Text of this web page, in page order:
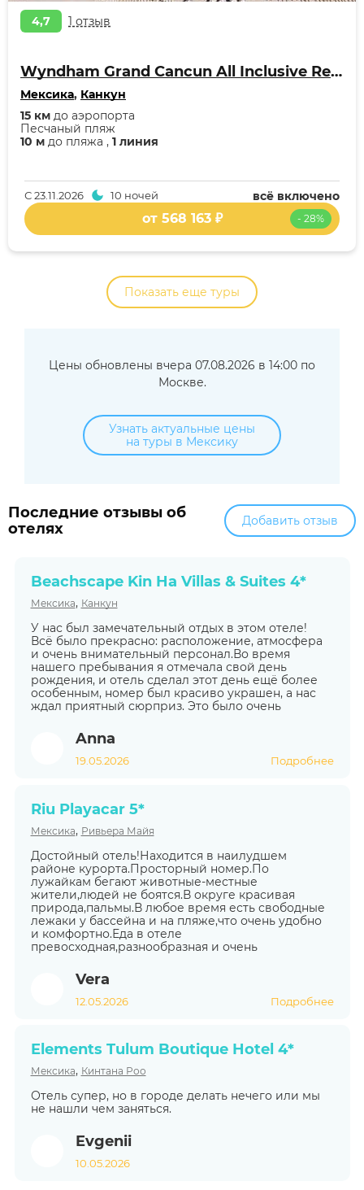
4,7 1 отзыв
Wyndham Grand Cancun All Inclusive Resort & Villas
Мексика, Канкун
10 м до пляжа , 1 линия
Песчаный пляж
15 км до аэропорта
всё включено
С23.11.2026 10 ночей
- 28%
от 568 163 ₽
Показать еще туры
Цены обновлены вчера 07.08.2026 в 14:00 по
Москве.
Узнать актуальные цены
на туры в Мексику
Последние отзывы об
отелях
Добавить отзыв
Beachscape Kin Ha Villas & Suites 4*
Мексика, Канкун
У нас был замечательный отдых в этом отеле!
Всё было прекрасно: расположение, атмосфера
и очень внимательный персонал.Во время
нашего пребывания я отмечала свой день
рождения, и отель сделал этот день ещё более
особенным, номер был красиво украшен, а нас
ждал приятный сюрприз. Это было очень
Anna
19.05.2026 Подробнее
Riu Playacar 5*
Мексика, Ривьера Майя
Достойный отель!Находится в наилудшем
районе курорта.Просторный номер.По
лужайкам бегают животные-местные
жители,людей не боятся.В округе красивая
природа,пальмы.В любое время есть свободные
лежаки у бассейна и на пляже,что очень удобно
и комфортно.Еда в отеле
превосходная,разнообразная и очень
Vera
12.05.2026 Подробнее
Elements Tulum Boutique Hotel 4*
Мексика, Кинтана Роо
Отель супер, но в городе делать нечего или мы
не нашли чем заняться.
Evgenii
10.05.2026